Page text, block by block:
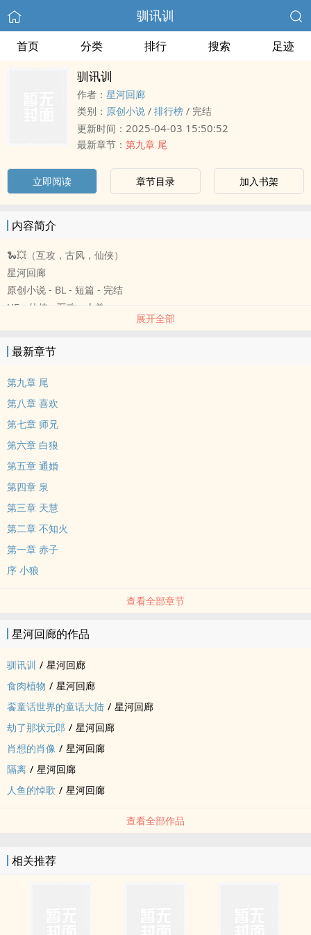
驯讯训
首页 分类 排行 搜索 足迹
驯讯训
作者： 星河回廊
类别： 原创小说 / 排行榜 / 完结
更新时间： 2025-04-03 15:50:52
最新章节： 第九章 尾
立即阅读 章节目录 加入书架
内容简介
🐍💥（互攻，古风，仙侠）
星河回廊
原创小说 - BL - 短篇 - 完结
HE - 仙侠 - 互攻 - ‌‎人‌‎兽‌‍
互攻，群像，纯爱，‍‌‎1‍‌v‌1‎‍，仙侠
雷点/XP注意：‌‎人‌‎兽‌‍
活动贴指路链接：「蛇年互攻活动」
展开全部
最新章节
第九章 尾
第八章 喜欢
第七章 师兄
第六章 白狼
第五章 通婚
第四章 泉
第三章 天慧
第二章 不知火
第一章 赤子
序 小狼
查看全部章节
星河回廊的作品
驯讯训 / 星河回廊
食肉植物 / 星河回廊
䬩童话世界的童话大陆 / 星河回廊
劫了那状元郎 / 星河回廊
肖想的肖像 / 星河回廊
隔离 / 星河回廊
人鱼的悼歌 / 星河回廊
查看全部作品
相关推荐